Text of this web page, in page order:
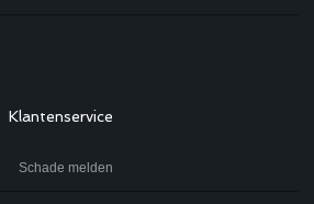
Klantenservice
Schade melden